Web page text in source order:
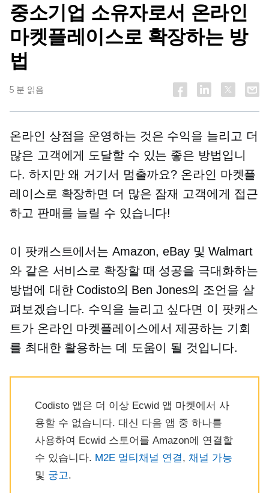
중소기업 소유자로서 온라인
마켓플레이스로 확장하는 방
법
5 분 읽음
온라인 상점을 운영하는 것은 수익을 늘리고 더
많은 고객에게 도달할 수 있는 좋은 방법입니
다. 하지만 왜 거기서 멈출까요? 온라인 마켓플
레이스로 확장하면 더 많은 잠재 고객에게 접근
하고 판매를 늘릴 수 있습니다!
이 팟캐스트에서는 Amazon, eBay 및 Walmart
와 같은 서비스로 확장할 때 성공을 극대화하는
방법에 대한 Codisto의 Ben Jones의 조언을 살
펴보겠습니다. 수익을 늘리고 싶다면 이 팟캐스
트가 온라인 마켓플레이스에서 제공하는 기회
를 최대한 활용하는 데 도움이 될 것입니다.
Codisto 앱은 더 이상 Ecwid 앱 마켓에서 사
용할 수 없습니다. 대신 다음 앱 중 하나를
사용하여 Ecwid 스토어를 Amazon에 연결할
수 있습니다. M2E 멀티채널 연결, 채널 가능
및 궁고.